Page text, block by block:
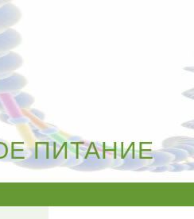
ПИТАНИЕ